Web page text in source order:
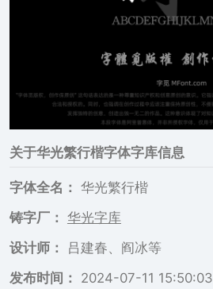
关于华光繁行楷字体字库信息
字体全名： 华光繁行楷
铸字厂： 华光字库
设计师：
吕建春、阎冰等
发布时间：
2024-07-11 15:50:03